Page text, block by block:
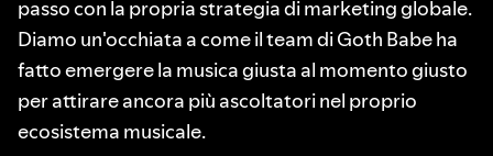
passo con la propria strategia di marketing globale.
Diamo un'occhiata a come il team di Goth Babe ha
fatto emergere la musica giusta al momento giusto
per attirare ancora più ascoltatori nel proprio
ecosistema musicale.